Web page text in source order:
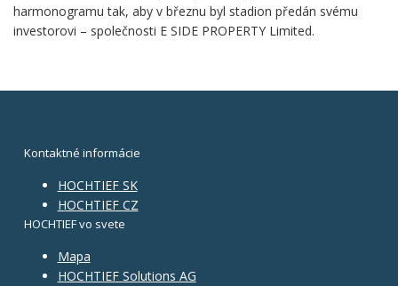
harmonogramu tak, aby v březnu byl stadion předán svému
investorovi – společnosti E SIDE PROPERTY Limited.
Kontaktné informácie
HOCHTIEF SK
HOCHTIEF CZ
HOCHTIEF vo svete
Mapa
HOCHTIEF Solutions AG